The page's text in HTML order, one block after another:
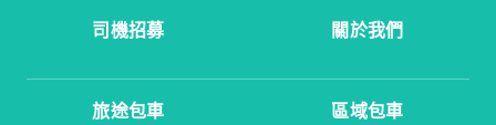
司機招募
關於我們
旅途包車 區域包車